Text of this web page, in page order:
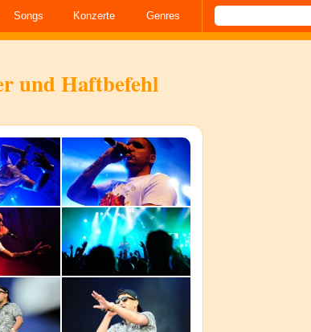
Songs Konzerte Genres
und Haftbefehl